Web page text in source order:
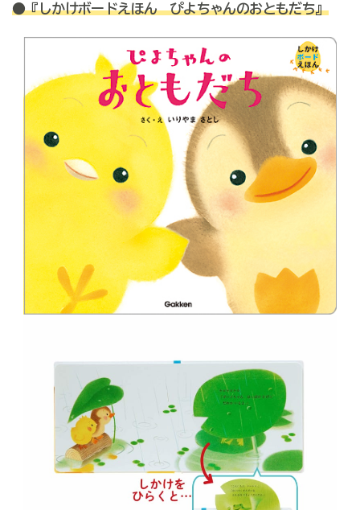
●『しかけボードえほん ぴよちゃんのおともだち』